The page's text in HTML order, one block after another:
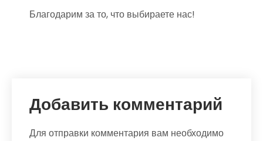
Благодарим за то, что выбираете нас!
Добавить комментарий
Для отправки комментария вам необходимо